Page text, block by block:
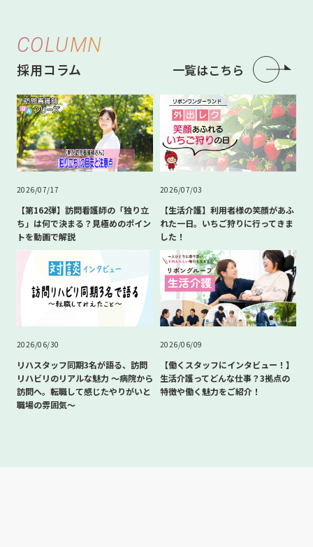
COLUMN
採用コラム 一覧はこちら
2026/07/17
【第162弾】訪問看護師の「独り立
ち」は何で決まる？見極めのポイン
トを動画で解説
2026/07/03
【生活介護】利用者様の笑顔があふ
れた一日。いちご狩りに行ってきま
した！
2026/06/30
リハスタッフ同期3名が語る、訪問
リハビリのリアルな魅力 〜病院から
訪問へ。転職して感じたやりがいと
職場の雰囲気〜
2026/06/09
【働くスタッフにインタビュー！】
生活介護ってどんな仕事？3拠点の
特徴や働く魅力をご紹介！